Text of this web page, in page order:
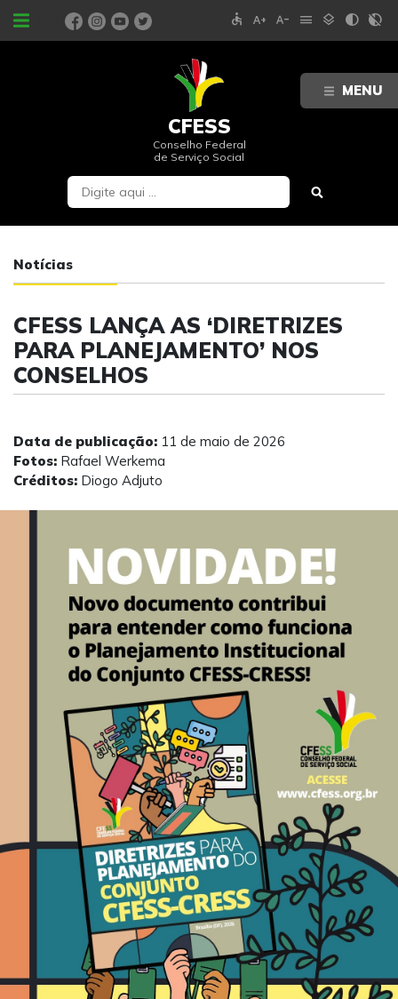
MENU
PORTAIS accessible text_increase text_decrease menu layers contrast contrast_rtl_off
CFESS
Conselho Federal
de Serviço Social
Notícias
CFESS LANÇA AS ‘DIRETRIZES
PARA PLANEJAMENTO’ NOS
CONSELHOS
Data de publicação: 11 de maio de 2026
Fotos: Rafael Werkema
Créditos: Diogo Adjuto